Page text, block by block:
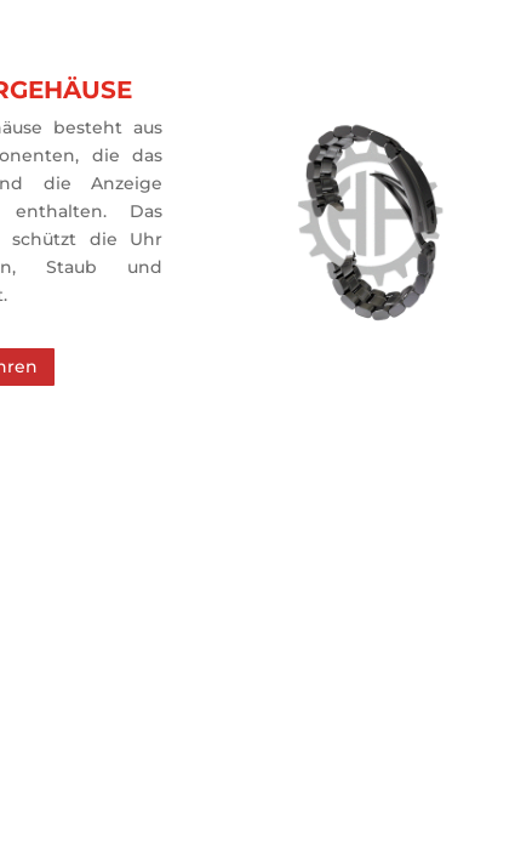
besteht aus
die das
die Anzeige
Das
schützt die Uhr
Staub und